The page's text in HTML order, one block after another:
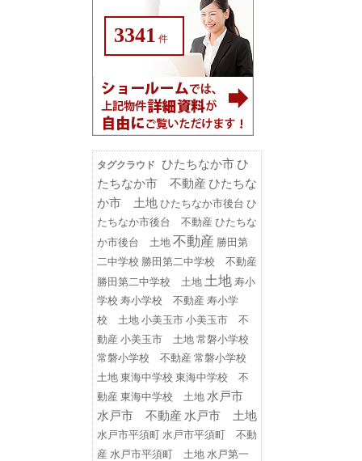
3341 件
タグクラウド ひたちなか市ひ
たちなか市 不動産 ひたちな
か市 土地 ひたちなか市後台 ひ
たちなか市後台 不動産 ひたちな
か市後台 土地 不動産 勝田第
二中学校 勝田第二中学校 不動産
勝田第二中学校 土地 土地 寿小
学校 寿小学校 不動産 寿小学
校 土地 小美玉市 小美玉市 不
動産 小美玉市 土地 常磐小学校
常磐小学校 不動産 常磐小学校
土地 東海中学校 東海中学校 不
動産 東海中学校 土地 水戸市
水戸市 不動産 水戸市 土地
水戸市平須町 水戸市平須町 不動
産 水戸市平須町 土地 水戸第一